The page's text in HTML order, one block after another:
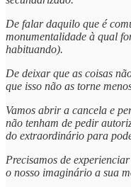
De falar daquilo que é
monumentalidade à qual
habituando).
De deixar que as coisas
que isso não as torne
Vamos abrir a cancela e
não tenham de pedir
do extraordinário para
Precisamos de
o nosso imaginário a sua